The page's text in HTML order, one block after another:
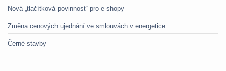
Nová „tlačítková povinnost“ pro e-shopy
Změna cenových ujednání ve smlouvách v energetice
Černé stavby